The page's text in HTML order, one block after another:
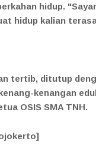
hidup.
hidup kalian
tertib, ditutup
kenangan
OSIS SMA TNH.
]